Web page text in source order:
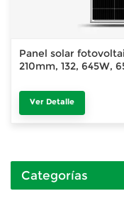
Panel solar
210mm, 132, 645W,
Ver Detalle
Categorías